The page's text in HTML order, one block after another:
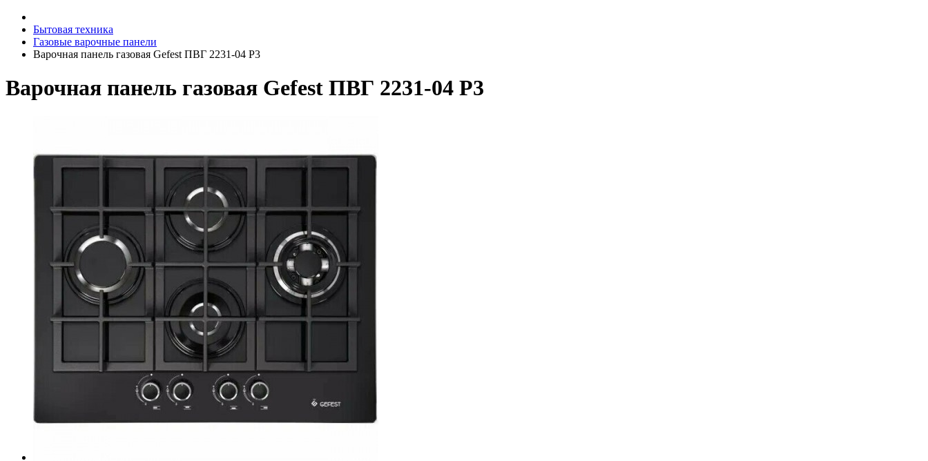
Бытовая техника
Газовые варочные панели
Варочная панель газовая Gefest ПВГ 2231-04 Р3
Варочная панель газовая Gefest ПВГ 2231-04 Р3